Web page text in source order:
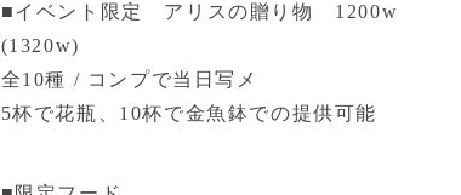
■イベント限定 アリスの贈り物 1200w
(1320w)
全10種 / コンプで当日写メ
5杯で花瓶、10杯で金魚鉢での提供可能